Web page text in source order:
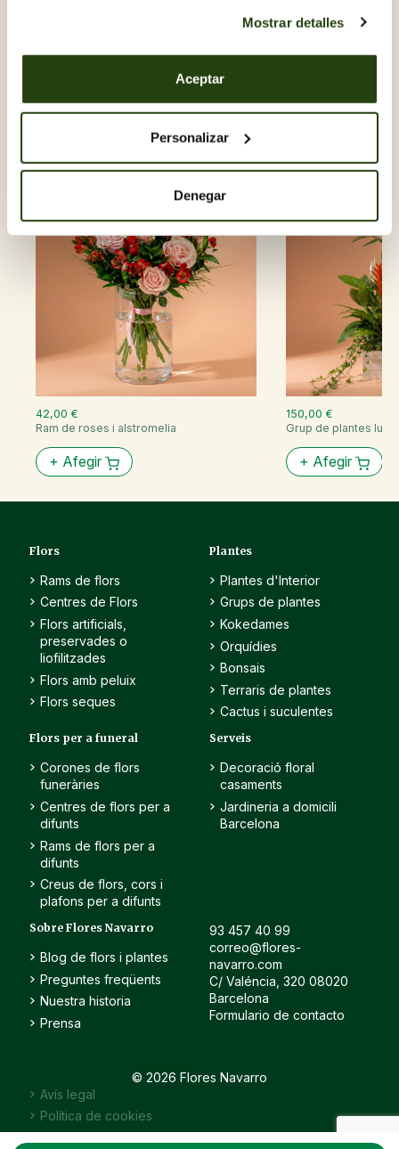
Mostrar detalles
Aceptar
Personalizar
Denegar
Descobreix-ne d'altres DIA DE
42,00 €
Ram de roses i alstromelia
+ Afegir
150,00 €
Grup de plantes
+ Afegir
Flors
Rams de flors
Centres de Flors
Flors artificials,
preservades o
liofilitzades
Flors amb peluix
Flors seques
Plantes
Plantes d'Interior
Grups de plantes
Kokedames
Orquídies
Bonsais
Terraris de plantes
Cactus i suculentes
Flors per a funeral
Corones de flors
funeràries
Centres de flors per a
difunts
Rams de flors per a
difunts
Creus de flors, cors i
plafons per a difunts
Serveis
Decoració floral
casaments
Jardineria a domicili
Barcelona
Sobre Flores Navarro
Blog de flors i plantes
Preguntes freqüents
Nuestra historia
Prensa
93 457 40 99
correo@flores-
navarro.com
C/ Valéncia, 320 08020
Barcelona
Formulario de contacto
© 2026 Flores Navarro
Avís legal
Política de cookies